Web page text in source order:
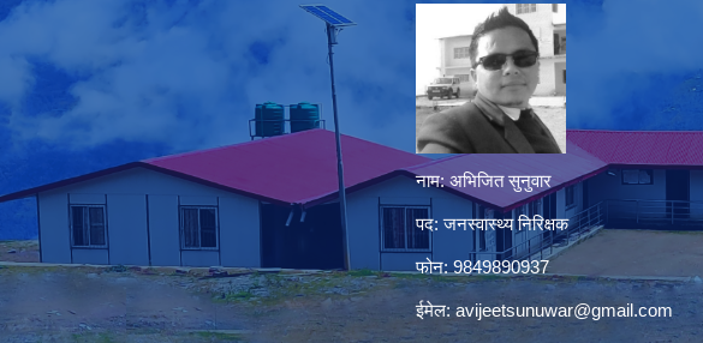
नाम: अभिजित सुनुवार
पद: जनस्वास्थ्य निरिक्षक
फोन: 9849890937
ईमेल: avijeetsunuwar@gmail.com